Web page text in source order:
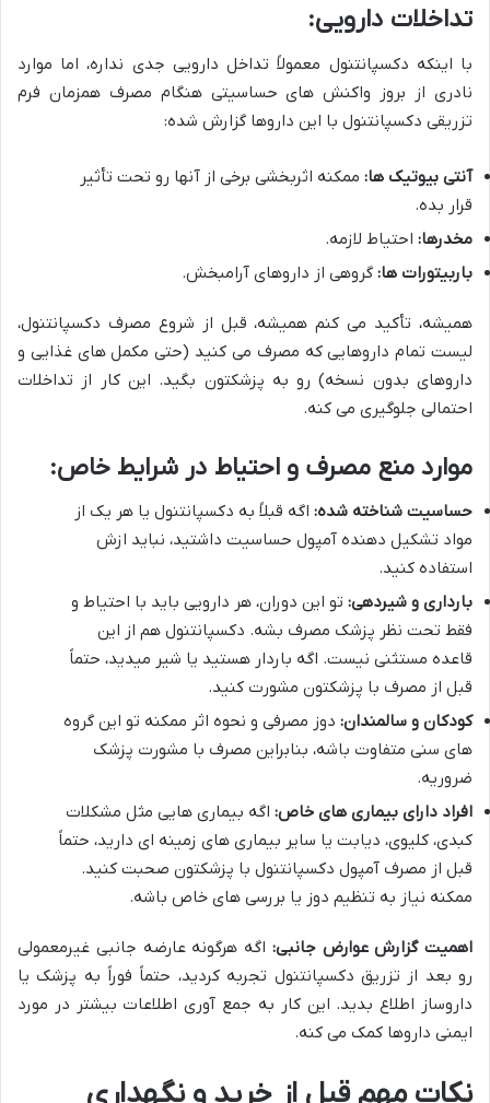
تداخلات دارویی:
با اینکه دکسپانتنول معمولاً تداخل دارویی جدی نداره، اما موارد
نادری از بروز واکنش های حساسیتی هنگام مصرف همزمان فرم
تزریقی دکسپانتنول با این داروها گزارش شده:
آنتی بیوتیک ها: ممکنه اثربخشی برخی از آنها رو تحت تأثیر
قرار بده.
مخدرها: احتیاط لازمه.
باربیتورات ها: گروهی از داروهای آرامبخش.
همیشه، تأکید می کنم همیشه، قبل از شروع مصرف دکسپانتنول،
لیست تمام داروهایی که مصرف می کنید (حتی مکمل های غذایی و
داروهای بدون نسخه) رو به پزشکتون بگید. این کار از تداخلات
احتمالی جلوگیری می کنه.
موارد منع مصرف و احتیاط در شرایط خاص:
حساسیت شناخته شده: اگه قبلاً به دکسپانتنول یا هر یک از
مواد تشکیل دهنده آمپول حساسیت داشتید، نباید ازش
استفاده کنید.
بارداری و شیردهی: تو این دوران، هر دارویی باید با احتیاط و
فقط تحت نظر پزشک مصرف بشه. دکسپانتنول هم از این
قاعده مستثنی نیست. اگه باردار هستید یا شیر میدید، حتماً
قبل از مصرف با پزشکتون مشورت کنید.
کودکان و سالمندان: دوز مصرفی و نحوه اثر ممکنه تو این گروه
های سنی متفاوت باشه، بنابراین مصرف با مشورت پزشک
ضروریه.
افراد دارای بیماری های خاص: اگه بیماری هایی مثل مشکلات
کبدی، کلیوی، دیابت یا سایر بیماری های زمینه ای دارید، حتماً
قبل از مصرف آمپول دکسپانتنول با پزشکتون صحبت کنید.
ممکنه نیاز به تنظیم دوز یا بررسی های خاص باشه.
اهمیت گزارش عوارض جانبی: اگه هرگونه عارضه جانبی غیرمعمولی
رو بعد از تزریق دکسپانتنول تجربه کردید، حتماً فوراً به پزشک یا
داروساز اطلاع بدید. این کار به جمع آوری اطلاعات بیشتر در مورد
ایمنی داروها کمک می کنه.
نکات مهم قبل از خرید و نگهداری